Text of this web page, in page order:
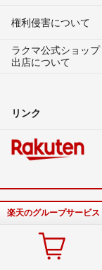
権利侵害について
ラクマ公式ショップ
出店について
リンク
楽天のグループサービス